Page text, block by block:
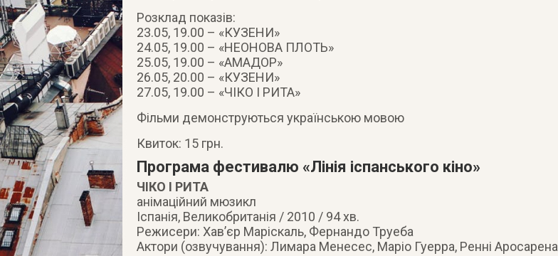
Розклад показів:
23.05, 19.00 – «КУЗЕНИ»
24.05, 19.00 – «НЕОНОВА ПЛОТЬ»
25.05, 19.00 – «АМАДОР»
26.05, 20.00 – «КУЗЕНИ»
27.05, 19.00 – «ЧІКО І РИТА»
Фільми демонструються українською мовою
Квиток: 15 грн.
Програма фестивалю «Лінія іспанського кіно»
ЧІКО І РИТА
анімаційний мюзикл
Іспанія, Великобританія / 2010 / 94 хв.
Режисери: Хав’єр Маріскаль, Фернандо Труеба
Актори (озвучування): Лимара Менесес, Маріо Гуерра, Ренні Аросарена